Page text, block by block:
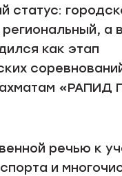
статус:
а
как этап
«РАПИД
речью к
и